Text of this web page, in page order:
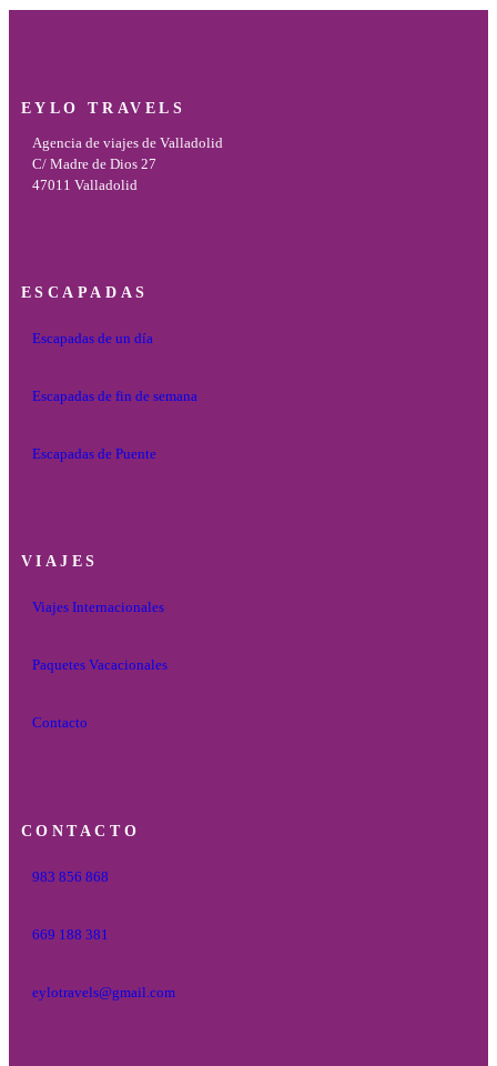
EYLO TRAVELS
Agencia de viajes de Valladolid
C/ Madre de Dios 27
47011 Valladolid
ESCAPADAS
Escapadas de un día
Escapadas de fin de semana
Escapadas de Puente
VIAJES
Viajes Internacionales
Paquetes Vacacionales
Contacto
CONTACTO
983 856 868
669 188 381
eylotravels@gmail.com